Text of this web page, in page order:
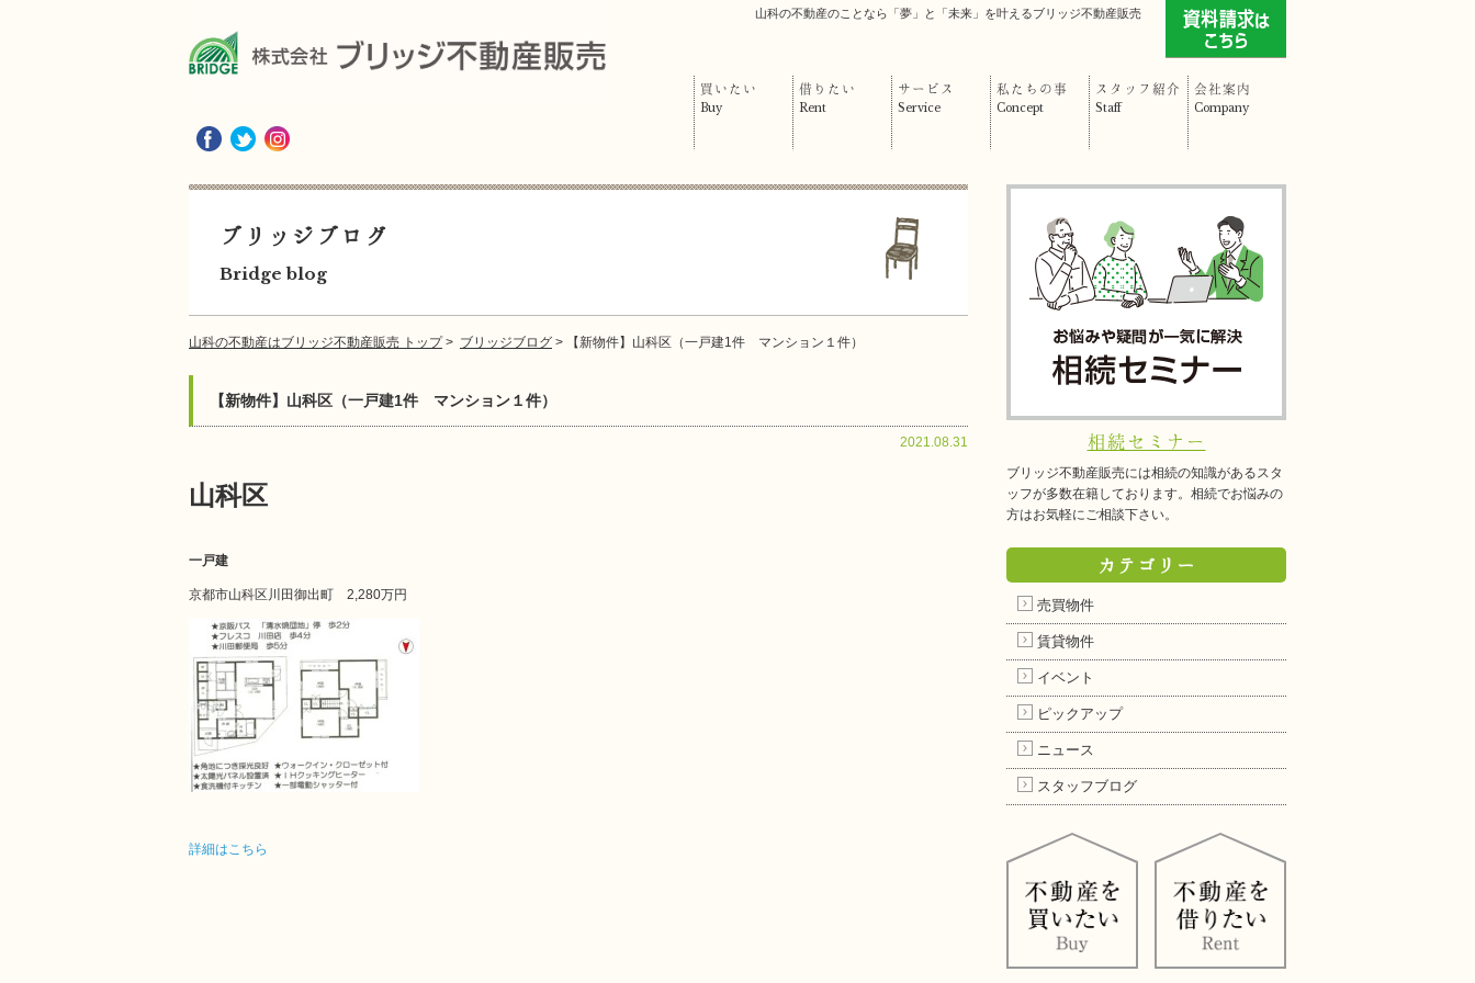
山科の不動産のことなら「夢」と「未来」を叶えるブリッジ不動産販売
買いたい
Buy
借りたい
Rent
サービス
Service
私たちの事
Concept
スタッフ紹介
Staff
会社案内
Company
ブリッジブログ
Bridge blog
山科の不動産はブリッジ不動産販売 トップ> ブリッジブログ > 【新物件】山科区（一戸建1件 マンション１件）
【新物件】山科区（一戸建1件 マンション１件）
2021.08.31
山科区
一戸建
京都市山科区川田御出町 2,280万円
詳細はこちら
相続セミナー
ブリッジ不動産販売には相続の知識があるスタ
ッフが多数在籍しております。相続でお悩みの
方はお気軽にご相談下さい。
カテゴリー
売買物件
賃貸物件
イベント
ピックアップ
ニュース
スタッフブログ